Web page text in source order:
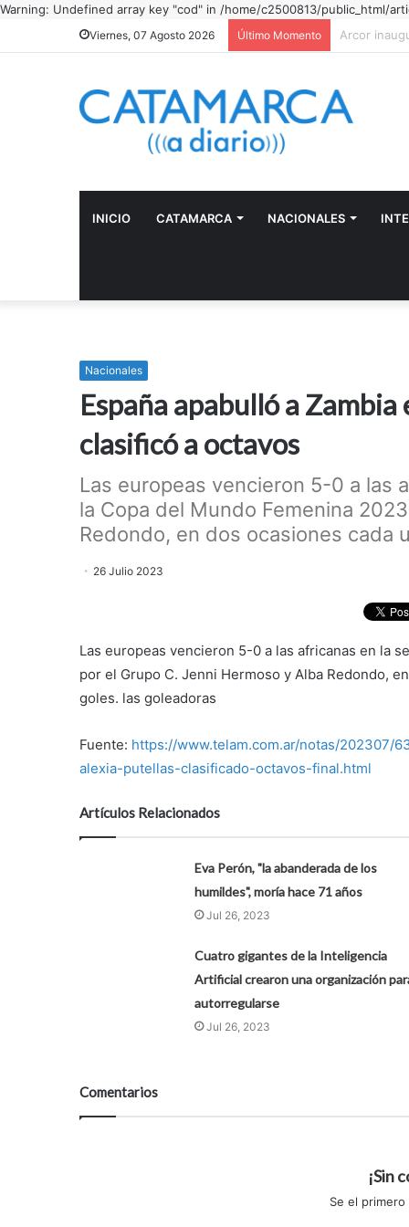
Warning: Undefined array key "cod" in /home/c2500813/public_html/
Viernes, 07 Agosto 2026 Último Momento "Camino
INICIO CATAMARCA NACIONALES
Nacionales
España apabulló a
clasificó a octavos
Las europeas vencieron 5-0 a las
la Copa del Mundo Femenina
Redondo, en dos ocasiones cada
26 Julio 2023
Las europeas vencieron 5-0 a las africanas en la
por el Grupo C. Jenni Hermoso y Alba Redondo,
goles. las goleadoras
Fuente: https://www.telam.com.ar/notas/202307/
alexia-putellas-clasificado-octavos-final.html
Artículos Relacionados
Eva Perón, "la abanderada de los
humildes", moría hace 71 años
Jul 26, 2023
Cuatro gigantes de la Inteligencia
Artificial crearon una organización
autorregularse
Jul 26, 2023
Comentarios
¡Sin
Se el